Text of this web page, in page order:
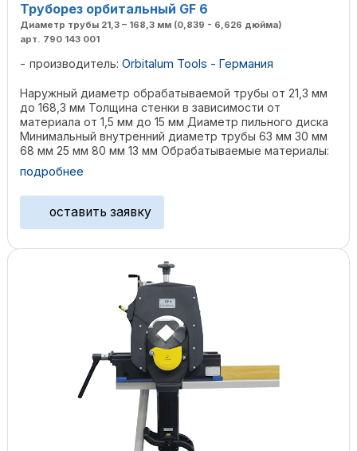
Труборез орбитальный GF 6
Диаметр трубы 21,3 – 168,3 мм (0,839 - 6,626 дюйма)
арт. 790 143 001
производитель: Orbitalum Tools - Германия
Наружный диаметр обрабатываемой трубы от 21,3 мм
до 168,3 мм Толщина стенки в зависимости от
материала от 1,5 мм до 15 мм Диаметр пильного диска
Минимальный внутренний диаметр трубы 63 мм 30 мм
68 мм 25 мм 80 мм 13 мм Обрабатываемые материалы:
подробнее
оставить заявку